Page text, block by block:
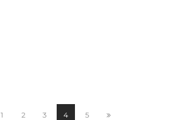
1 2 3 4 5